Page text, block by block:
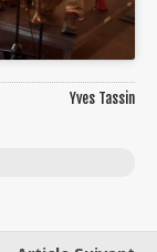
Yves Tassin